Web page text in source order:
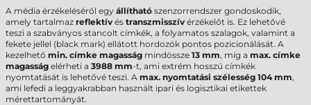
A média érzékeléséről egy állítható szenzorrendszer gondoskodik,
amely tartalmaz reflektív és transzmisszív érzékelőt is. Ez lehetővé
teszi a szabványos stancolt címkék, a folyamatos szalagok, valamint a
fekete jellel (black mark) ellátott hordozók pontos pozicionálását. A
kezelhető min. címke magasság mindössze 13 mm, míg a max. címke
magasság elérheti a 3988 mm-t, ami extrém hosszú címkék
nyomtatását is lehetővé teszi. A max. nyomtatási szélesség 104 mm,
ami lefedi a leggyakrabban használt ipari és logisztikai etikettek
mérettartományát.